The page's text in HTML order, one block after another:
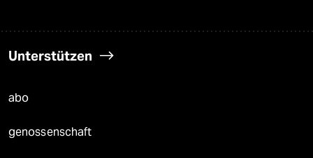
Unterstützen
abo
genossenschaft